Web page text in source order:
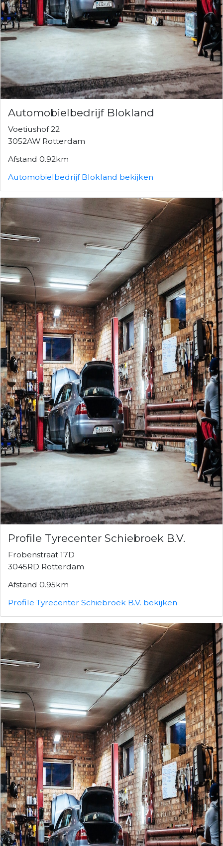
Automobielbedrijf Blokland
Voetiushof 22
3052AW Rotterdam
Afstand 0.92km
Automobielbedrijf Blokland bekijken
Profile Tyrecenter Schiebroek B.V.
Frobenstraat 17D
3045RD Rotterdam
Afstand 0.95km
Profile Tyrecenter Schiebroek B.V. bekijken